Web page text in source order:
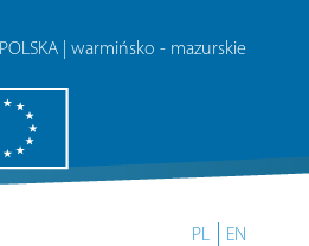
POLSKA | warmińsko - mazurskie
PL EN